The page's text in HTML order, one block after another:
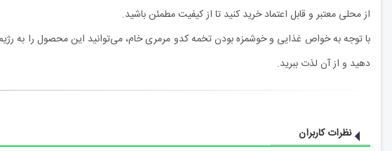
از محلی معتبر و قابل اعتماد خرید کنید تا از کیفیت مطمئن باشید.
با توجه به خواص غذایی و خوشمزه بودن تخمه کدو مرمری خام، می‌توانید این محصول را به
دهید و از آن لذت ببرید.
نظرات کاربران